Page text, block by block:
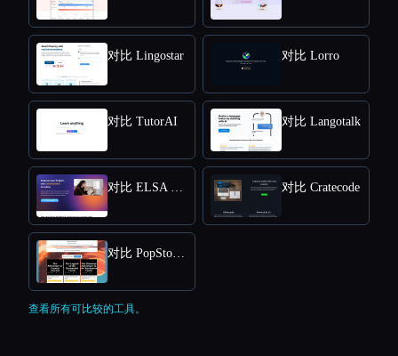
对比 Lingostar 对比 Lorro
对比 TutorAI 对比 Langotalk
对比 ELSA SPEECH ANALYZER 对比 Cratecode
对比 PopStory!!
查看所有可比较的工具。